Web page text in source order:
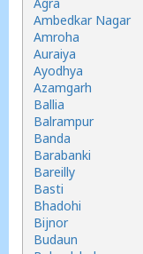
Ambedkar Nagar
Amroha
Auraiya
Ayodhya
Azamgarh
Ballia
Balrampur
Banda
Barabanki
Bareilly
Basti
Bhadohi
Bijnor
Budaun